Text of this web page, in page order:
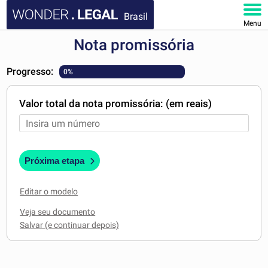
Brasil
Menu
DOCUMENTOS
FAQ
Nota promissória
Progresso: 0%
Valor total da nota promissória: (em reais)
Próxima etapa
Editar o modelo
Veja seu documento